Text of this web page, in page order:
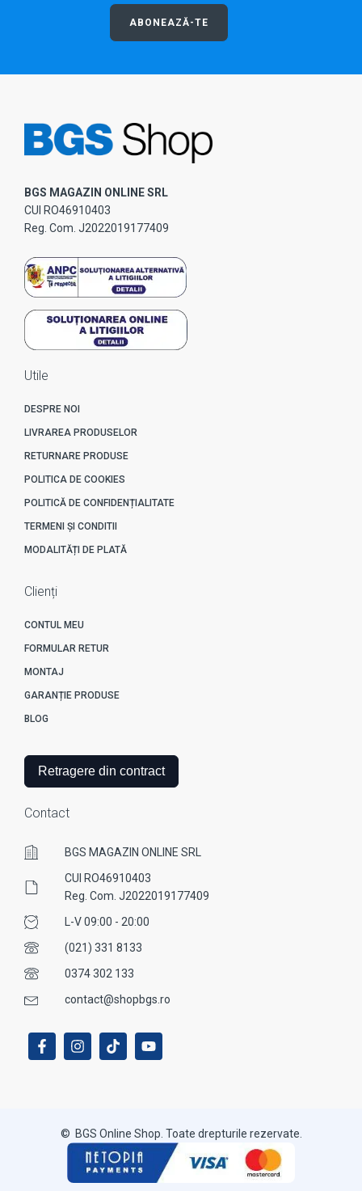
ABONEAZĂ-TE
BGS MAGAZIN ONLINE SRL
CUI RO46910403
Reg. Com. J2022019177409
Utile
DESPRE NOI
LIVRAREA PRODUSELOR
RETURNARE PRODUSE
POLITICA DE COOKIES
POLITICĂ DE CONFIDENȚIALITATE
TERMENI ȘI CONDITII
MODALITĂȚI DE PLATĂ
Clienți
CONTUL MEU
FORMULAR RETUR
MONTAJ
GARANȚIE PRODUSE
BLOG
Retragere din contract
Contact
BGS MAGAZIN ONLINE SRL
CUI RO46910403
Reg. Com. J2022019177409
L-V 09:00 - 20:00
(021) 331 8133
0374 302 133
contact@shopbgs.ro
© BGS Online Shop. Toate drepturile rezervate.